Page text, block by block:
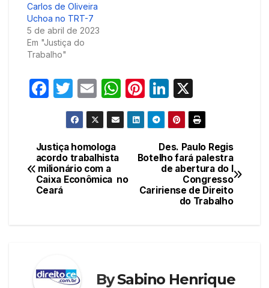
Carlos de Oliveira
Uchoa no TRT-7
5 de abril de 2023
Em "Justiça do
Trabalho"
F
e
b
o
T
w
itt
er
E
m
ail
W
h
at
p
Pi
nt
er
st
Li
n
k
e
dI
n
Navegação
de
Des. Paulo Regis
Botelho fará palestra
de abertura do I
Congresso
Caririense de Direito
do Trabalho
Justiça homologa
acordo trabalhista
milionário com a
Caixa Econômica no
Ceará
BySabino Henrique